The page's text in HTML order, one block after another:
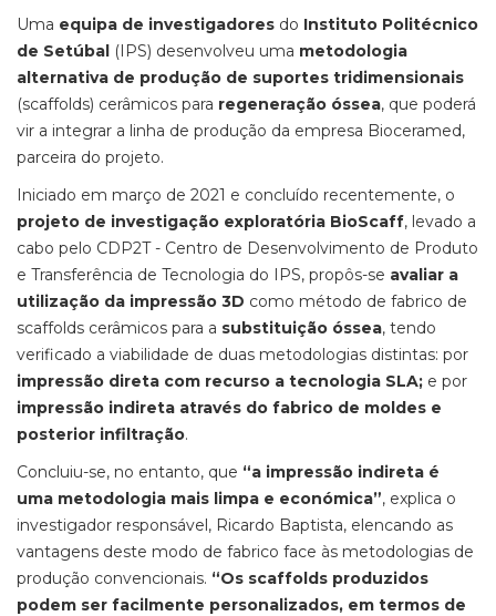
Uma equipa de investigadores do Instituto Politécnico
de Setúbal (IPS) desenvolveu uma metodologia
alternativa de produção de suportes tridimensionais
(scaffolds) cerâmicos para regeneração óssea, que poderá
vir a integrar a linha de produção da empresa Bioceramed,
parceira do projeto.
Iniciado em março de 2021 e concluído recentemente, o
projeto de investigação exploratória BioScaff, levado a
cabo pelo CDP2T - Centro de Desenvolvimento de Produto
e Transferência de Tecnologia do IPS, propôs-se avaliar a
utilização da impressão 3D como método de fabrico de
scaffolds cerâmicos para a substituição óssea, tendo
verificado a viabilidade de duas metodologias distintas: por
impressão direta com recurso a tecnologia SLA; e por
impressão indireta através do fabrico de moldes e
posterior infiltração.
Concluiu-se, no entanto, que “a impressão indireta é
uma metodologia mais limpa e económica”, explica o
investigador responsável, Ricardo Baptista, elencando as
vantagens deste modo de fabrico face às metodologias de
produção convencionais. “Os scaffolds produzidos
podem ser facilmente personalizados, em termos de